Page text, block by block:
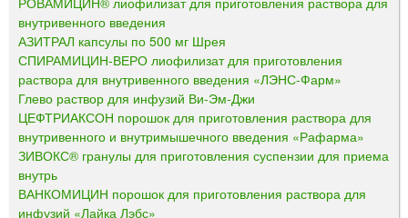
внутривенного введения
АЗИТРАЛ капсулы по 500 мг Шрея
СПИРАМИЦИН-ВЕРО лиофилизат для приготовления
раствора для внутривенного введения «ЛЭНС-Фарм»
Глево раствор для инфузий Ви-Эм-Джи
ЦЕФТРИАКСОН порошок для приготовления раствора для
внутривенного и внутримышечного введения «Рафарма»
ЗИВОКС® гранулы для приготовления суспензии для приема
внутрь
ВАНКОМИЦИН порошок для приготовления раствора для
инфузий «Лайка Лэбс»